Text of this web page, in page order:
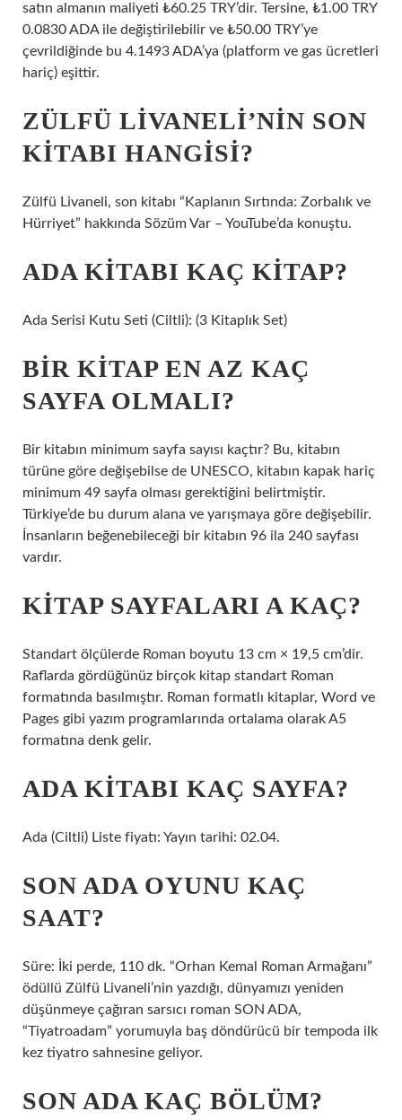
satın almanın maliyeti ₺60.25 TRY’dir. Tersine, ₺1.00 TRY
0.0830 ADA ile değiştirilebilir ve ₺50.00 TRY’ye
çevrildiğinde bu 4.1493 ADA’ya (platform ve gas ücretleri
hariç) eşittir.
ZÜLFÜ LIVANELI’NIN SON
KITABI HANGISI?
Zülfü Livaneli, son kitabı “Kaplanın Sırtında: Zorbalık ve
Hürriyet” hakkında Sözüm Var – YouTube’da konuştu.
ADA KITABI KAÇ KITAP?
Ada Serisi Kutu Seti (Ciltli): (3 Kitaplık Set)
BIR KITAP EN AZ KAÇ
SAYFA OLMALI?
Bir kitabın minimum sayfa sayısı kaçtır? Bu, kitabın
türüne göre değişebilse de UNESCO, kitabın kapak hariç
minimum 49 sayfa olması gerektiğini belirtmiştir.
Türkiye’de bu durum alana ve yarışmaya göre değişebilir.
İnsanların beğenebileceği bir kitabın 96 ila 240 sayfası
vardır.
KITAP SAYFALARI A KAÇ?
Standart ölçülerde Roman boyutu 13 cm × 19,5 cm’dir.
Raflarda gördüğünüz birçok kitap standart Roman
formatında basılmıştır. Roman formatlı kitaplar, Word ve
Pages gibi yazım programlarında ortalama olarak A5
formatına denk gelir.
ADA KITABI KAÇ SAYFA?
Ada (Ciltli) Liste fiyatı: Yayın tarihi: 02.04.
SON ADA OYUNU KAÇ
SAAT?
Süre: İki perde, 110 dk. “Orhan Kemal Roman Armağanı”
ödüllü Zülfü Livaneli’nin yazdığı, dünyamızı yeniden
düşünmeye çağıran sarsıcı roman SON ADA,
“Tiyatroadam” yorumuyla baş döndürücü bir tempoda ilk
kez tiyatro sahnesine geliyor.
SON ADA KAÇ BÖLÜM?